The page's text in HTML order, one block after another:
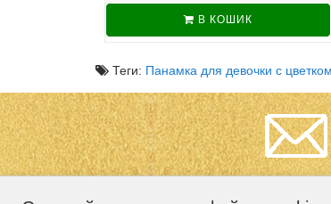
В КОШИК
Теги: Панамка для девочки с